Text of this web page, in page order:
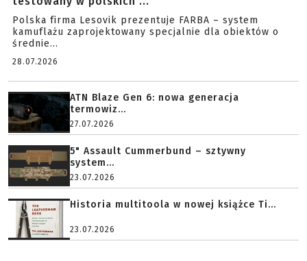
Polska firma Lesovik prezentuje FARBA – system
kamuflażu zaprojektowany specjalnie dla obiektów o
średnie...
28.07.2026
ATN Blaze Gen 6: nowa generacja
termowiz...
27.07.2026
5" Assault Cummerbund – sztywny
system...
23.07.2026
Historia multitoola w nowej książce Ti...
23.07.2026